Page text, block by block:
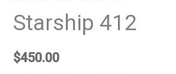
Starship 412
$450.00